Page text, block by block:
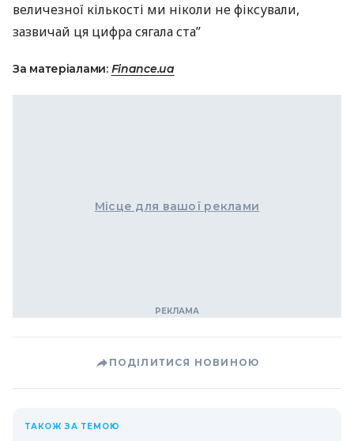
величезної кількості ми ніколи не фіксували,
зазвичай ця цифра сягала ста”
За матеріалами: Finance.ua
Місце для вашої реклами
ПОДІЛИТИСЯ НОВИНОЮ
ТАКОЖ ЗА ТЕМОЮ